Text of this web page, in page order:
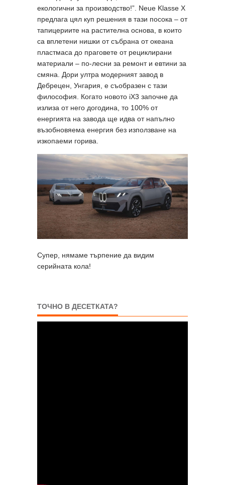
екологични за производство!”. Neue Klasse X
предлага цял куп решения в тази посока – от
тапицериите на растителна основа, в които
са вплетени нишки от събрана от океана
пластмаса до праговете от рециклирани
материали – по-лесни за ремонт и евтини за
смяна. Дори ултра модерният завод в
Дебрецен, Унгария, е съобразен с тази
философия. Когато новото iX3 започне да
излиза от него догодина, то 100% от
енергията на завода ще идва от напълно
възобновяема енергия без използване на
изкопаеми горива.
Супер, нямаме търпение да видим
серийната кола!
ТОЧНО В ДЕСЕТКАТА?